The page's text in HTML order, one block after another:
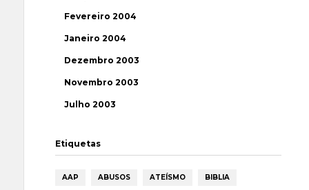
Fevereiro 2004
Janeiro 2004
Dezembro 2003
Novembro 2003
Julho 2003
Etiquetas
AAP ABUSOS ATEÍSMO BIBLIA